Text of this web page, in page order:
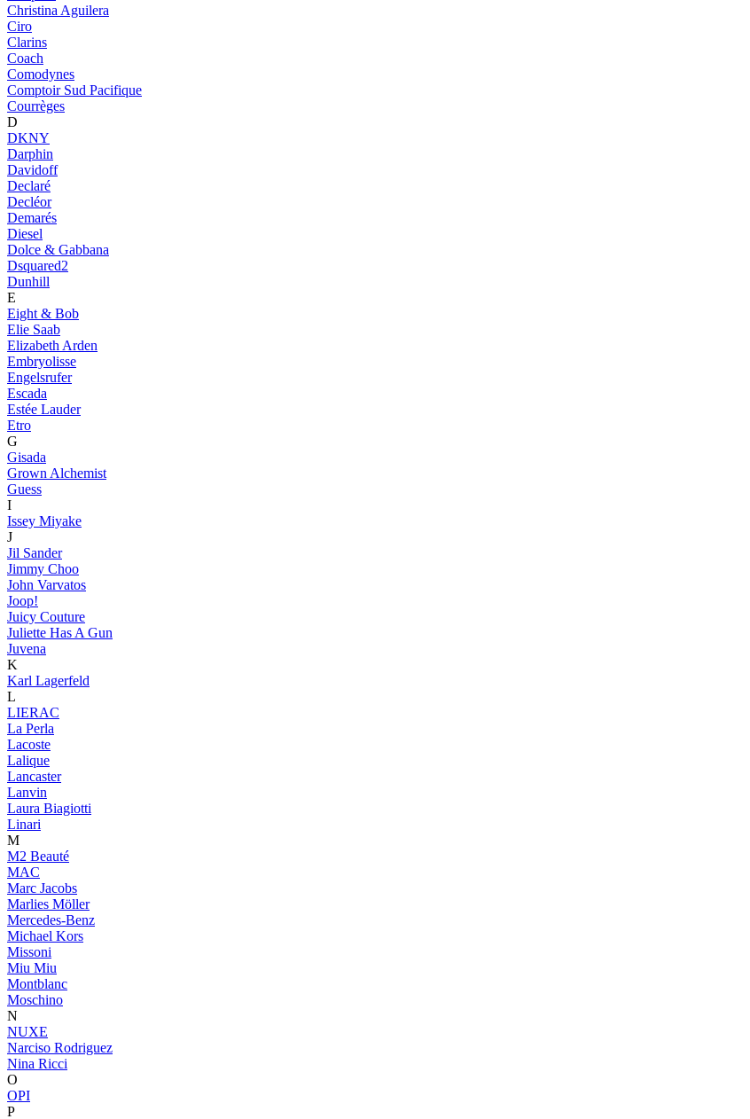
Christina Aguilera
Ciro
Clarins
Coach
Comodynes
Comptoir Sud Pacifique
Courrèges
D
DKNY
Darphin
Davidoff
Declaré
Decléor
Demarés
Diesel
Dolce & Gabbana
Dsquared2
Dunhill
E
Eight & Bob
Elie Saab
Elizabeth Arden
Embryolisse
Engelsrufer
Escada
Estée Lauder
Etro
G
Gisada
Grown Alchemist
Guess
I
Issey Miyake
J
Jil Sander
Jimmy Choo
John Varvatos
Joop!
Juicy Couture
Juliette Has A Gun
Juvena
K
Karl Lagerfeld
L
LIERAC
La Perla
Lacoste
Lalique
Lancaster
Lanvin
Laura Biagiotti
Linari
M
M2 Beauté
MAC
Marc Jacobs
Marlies Möller
Mercedes-Benz
Michael Kors
Missoni
Miu Miu
Montblanc
Moschino
N
NUXE
Narciso Rodriguez
Nina Ricci
O
OPI
P